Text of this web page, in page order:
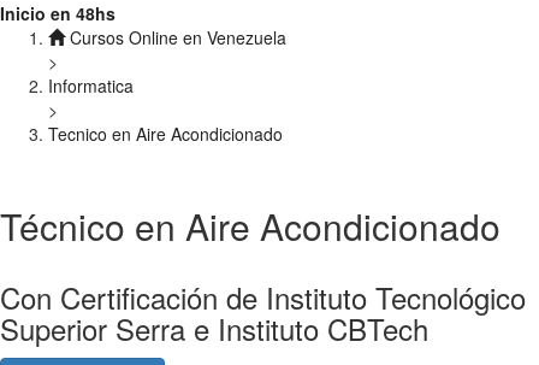
Inicio en 48hs
Cursos Online en Venezuela
>
Informatica
>
Tecnico en Aire Acondicionado
Técnico en Aire Acondicionado
Con Certificación de Instituto Tecnológico
Superior Serra e Instituto CBTech